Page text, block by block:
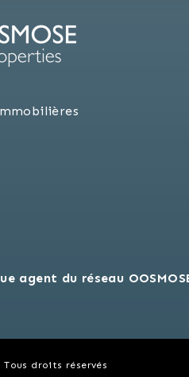
agent du réseau
Tous droits réservés